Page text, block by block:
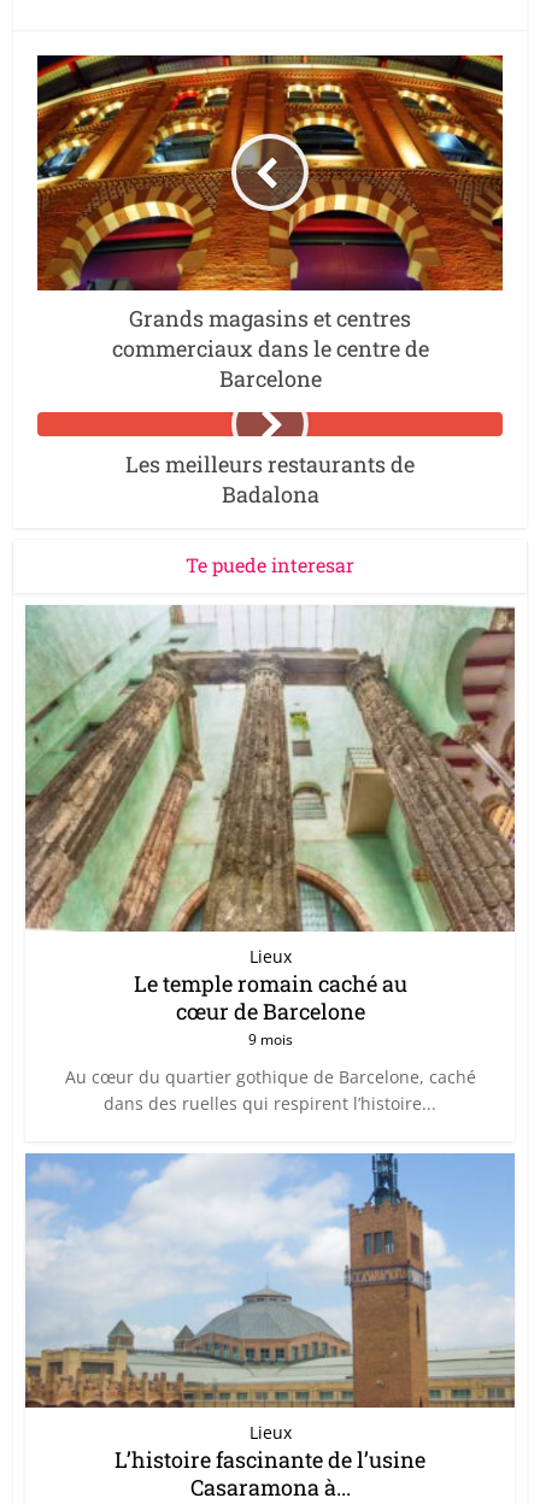
Grands magasins et centres
commerciaux dans le centre de
Barcelone
Les meilleurs restaurants de
Badalona
Te puede interesar
Lieux
Le temple romain caché au
cœur de Barcelone
9 mois
Au cœur du quartier gothique de Barcelone, caché
dans des ruelles qui respirent l’histoire...
Lieux
L’histoire fascinante de l’usine
Casaramona à...